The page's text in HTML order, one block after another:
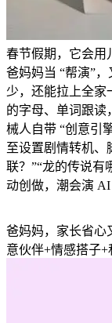
春节假期，它会用
爸妈妈当 “帮演”
少，还能拉上全
的字母、单词跟读
械人自带 “创意引
至设置剧情转机、
联？”“龙的传说有
动创做，潮会演
爸妈妈，家长省心
意伙伴+情感搭子+